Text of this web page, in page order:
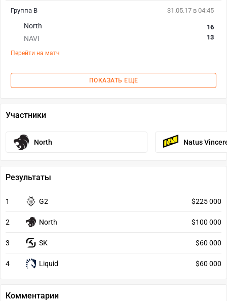
31.05.17 в 04:45
North
NAVI
16
13
Перейти на матч
Группа В
ПОКАЗАТЬ ЕЩЕ
Участники
North Natus
Результаты
1 G2 $225 000
2 North $100 000
3 SK $60 000
4 Liquid $60 000
Комментарии